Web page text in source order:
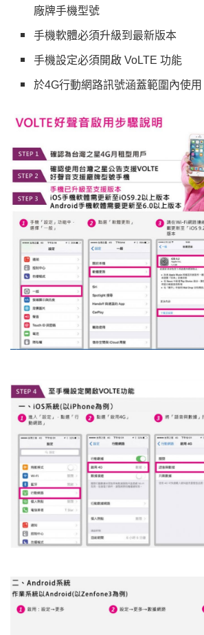
廠牌手機型號
手機軟體必須升級到最新版本
手機設定必須開啟 VoLTE 功能
於4G行動網路訊號涵蓋範圍內使用